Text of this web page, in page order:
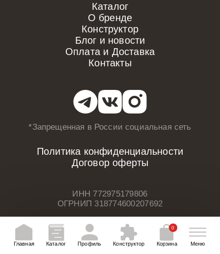
Каталог
О бренде
Конструктор
Блог и новости
Оплата и Доставка
Контакты
*Запрещенная в Россиисоциальная сеть
Политика конфиденциальности
Договор оферты
ИНН 772975179806
ОГРНИП 318774600207692
Главная Каталог Профиль Конструктор
0
Корзина Меню